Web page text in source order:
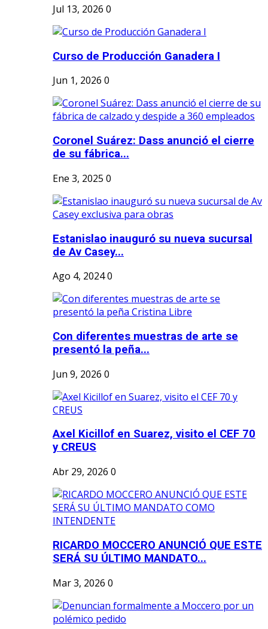
Jul 13, 2026 0
Curso de Producción Ganadera I
Jun 1, 2026 0
Coronel Suárez: Dass anunció el cierre
de su fábrica...
Ene 3, 2025 0
Estanislao inauguró su nueva sucursal
de Av Casey...
Ago 4, 20240
Con diferentes muestras de arte se
presentó la peña...
Jun 9, 2026 0
Axel Kicillof en Suarez, visito el CEF 70
y CREUS
Abr 29, 2026 0
RICARDO MOCCERO ANUNCIÓ QUE ESTE
SERÁ SU ÚLTIMO MANDATO...
Mar 3, 2026 0